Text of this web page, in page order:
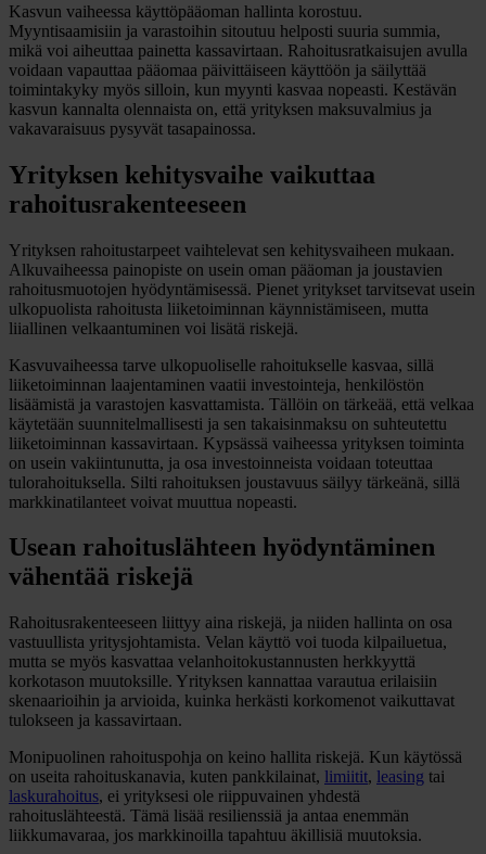
Kasvun vaiheessa käyttöpääoman hallinta korostuu.
Myyntisaamisiin ja varastoihin sitoutuu helposti suuria summia,
mikä voi aiheuttaa painetta kassavirtaan. Rahoitusratkaisujen avulla
voidaan vapauttaa pääomaa päivittäiseen käyttöön ja säilyttää
toimintakyky myös silloin, kun myynti kasvaa nopeasti. Kestävän
kasvun kannalta olennaista on, että yrityksen maksuvalmius ja
vakavaraisuus pysyvät tasapainossa.
Yrityksen kehitysvaihe vaikuttaa
rahoitusrakenteeseen
Yrityksen rahoitustarpeet vaihtelevat sen kehitysvaiheen mukaan.
Alkuvaiheessa painopiste on usein oman pääoman ja joustavien
rahoitusmuotojen hyödyntämisessä. Pienet yritykset tarvitsevat usein
ulkopuolista rahoitusta liiketoiminnan käynnistämiseen, mutta
liiallinen velkaantuminen voi lisätä riskejä.
Kasvuvaiheessa tarve ulkopuoliselle rahoitukselle kasvaa, sillä
liiketoiminnan laajentaminen vaatii investointeja, henkilöstön
lisäämistä ja varastojen kasvattamista. Tällöin on tärkeää, että velkaa
käytetään suunnitelmallisesti ja sen takaisinmaksu on suhteutettu
liiketoiminnan kassavirtaan. Kypsässä vaiheessa yrityksen toiminta
on usein vakiintunutta, ja osa investoinneista voidaan toteuttaa
tulorahoituksella. Silti rahoituksen joustavuus säilyy tärkeänä, sillä
markkinatilanteet voivat muuttua nopeasti.
Usean rahoituslähteen hyödyntäminen
vähentää riskejä
Rahoitusrakenteeseen liittyy aina riskejä, ja niiden hallinta on osa
vastuullista yritysjohtamista. Velan käyttö voi tuoda kilpailuetua,
mutta se myös kasvattaa velanhoitokustannusten herkkyyttä
korkotason muutoksille. Yrityksen kannattaa varautua erilaisiin
skenaarioihin ja arvioida, kuinka herkästi korkomenot vaikuttavat
tulokseen ja kassavirtaan.
Monipuolinen rahoituspohja on keino hallita riskejä. Kun käytössä
on useita rahoituskanavia, kuten pankkilainat, limiitit, leasing tai
laskurahoitus, ei yrityksesi ole riippuvainen yhdestä
rahoituslähteestä. Tämä lisää resilienssiä ja antaa enemmän
liikkumavaraa, jos markkinoilla tapahtuu äkillisiä muutoksia.